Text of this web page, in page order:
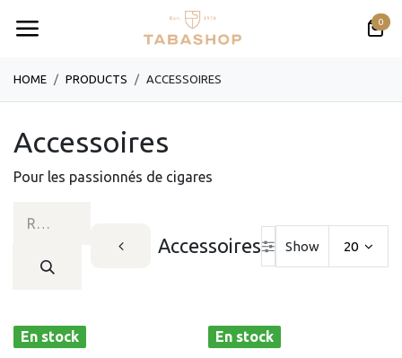
0
HOME PRODUCTS ​​​​​​​​​​ACCESSOIRES
​​​​​​​​​​Accessoires
Pour les passionnés de cigares
​​​​​​​​​​Accessoires Show 20
En stock En stock